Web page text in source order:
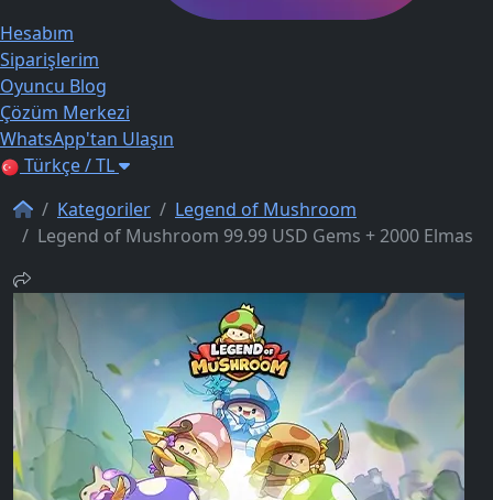
Hesabım
Siparişlerim
Oyuncu Blog
Çözüm Merkezi
WhatsApp'tan Ulaşın
Türkçe / TL
Kategoriler
Legend of Mushroom
Legend of Mushroom 99.99 USD Gems + 2000 Elmas